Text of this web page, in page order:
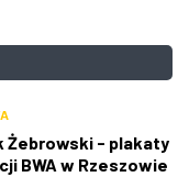
Żebrowski - plakaty
BWA w Rzeszowie